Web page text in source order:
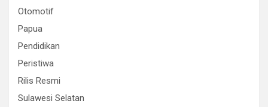
Otomotif
Papua
Pendidikan
Peristiwa
Rilis Resmi
Sulawesi Selatan